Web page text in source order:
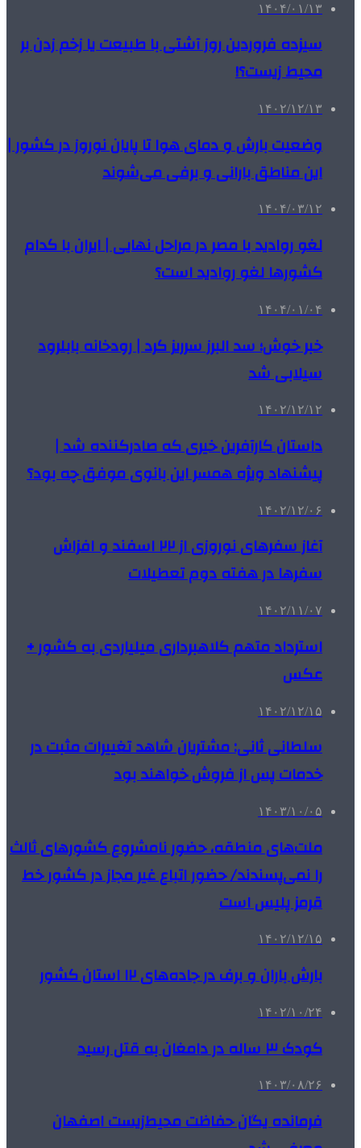
۱۴۰۴/۰۱/۱۳
سیزده فروردین روز آشتی با طبیعت یا زخم زدن بر
محیط زیست؟!
۱۴۰۲/۱۲/۱۳
وضعیت بارش و دمای هوا تا پایان نوروز در کشور |
این مناطق بارانی و برفی می‌شوند
۱۴۰۴/۰۳/۱۲
‌لغو روادید با مصر در مراحل نهایی | ایران با کدام
کشورها لغو روادید است؟
۱۴۰۴/۰۱/۰۴
خبر خوش؛ سد البرز سرریز کرد | رودخانه بابلرود
سیلابی شد
۱۴۰۲/۱۲/۱۲
داستان کارآفرین خیری که صادرکننده شد |
پیشنهاد ویژه همسر این بانوی موفق چه بود؟
۱۴۰۲/۱۲/۰۶
آغاز سفرهای نوروزی از ۲۲ اسفند و افزاش
سفرها در هفته دوم تعطیلات
۱۴۰۲/۱۱/۰۷
استرداد متهم کلاهبرداری میلیاردی به کشور +
عکس
۱۴۰۲/۱۲/۱۵
سلطانی ثانی: مشتریان شاهد تغییرات مثبت در
خدمات پس از فروش خواهند بود
۱۴۰۳/۱۰/۰۵
ملت‌های منطقه، حضور نامشروع کشورهای ثالث
را نمی‌پسندند/ حضور اتباع غیر مجاز در کشور خط
قرمز پلیس است
۱۴۰۲/۱۲/۱۵
بارش باران و برف در جاده‌های ۱۲ استان کشور
۱۴۰۲/۱۰/۲۴
کودک ۳ ساله در دامغان به قتل رسید
۱۴۰۳/۰۸/۲۶
فرمانده یگان حفاظت محیط‌زیست اصفهان